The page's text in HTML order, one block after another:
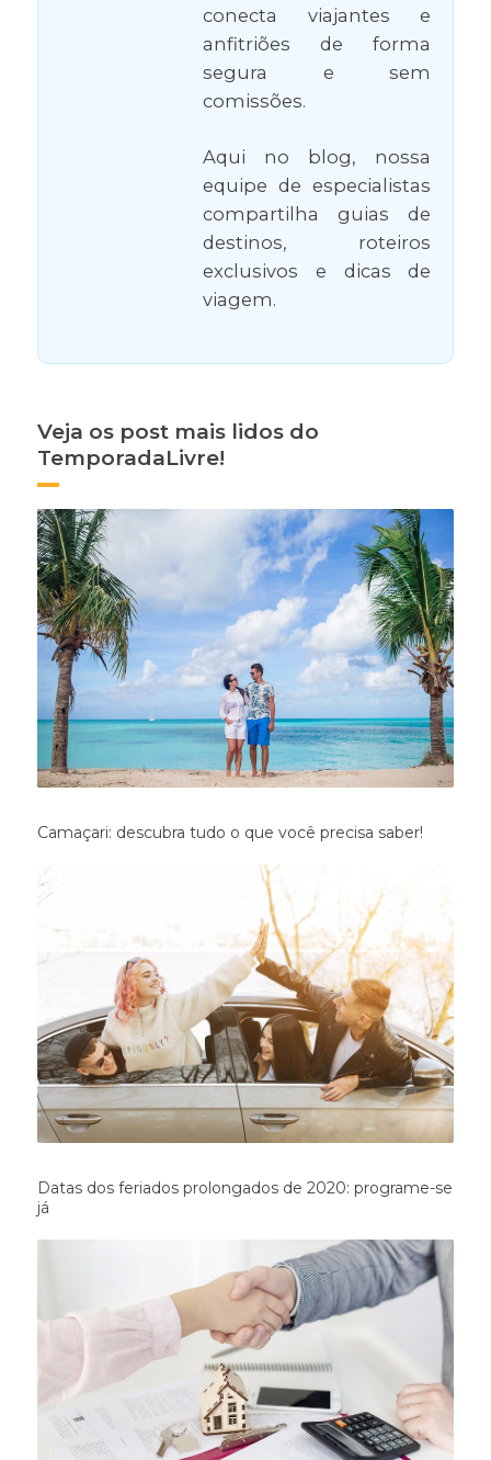
conecta viajantes e
anfitriões de forma
segura e sem
comissões.
Aqui no blog, nossa
equipe de especialistas
compartilha guias de
destinos, roteiros
exclusivos e dicas de
viagem.
Veja os post mais lidos do
TemporadaLivre!
Camaçari: descubra tudo o que você precisa saber!
Datas dos feriados prolongados de 2020: programe-se
já